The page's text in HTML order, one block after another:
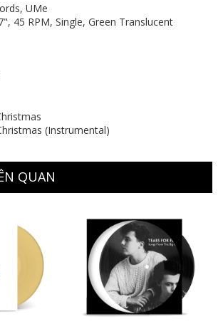
UMe
45 RPM, Single, Green Translucent
(Instrumental)
QUAN